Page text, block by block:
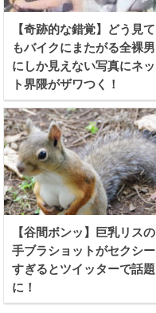
【奇跡的な錯覚】どう見て
もバイクにまたがる全裸男
にしか見えない写真にネッ
ト界隈がザワつく！
【谷間ボンッ】巨乳リスの
手ブラショットがセクシー
すぎるとツイッターで話題
に！